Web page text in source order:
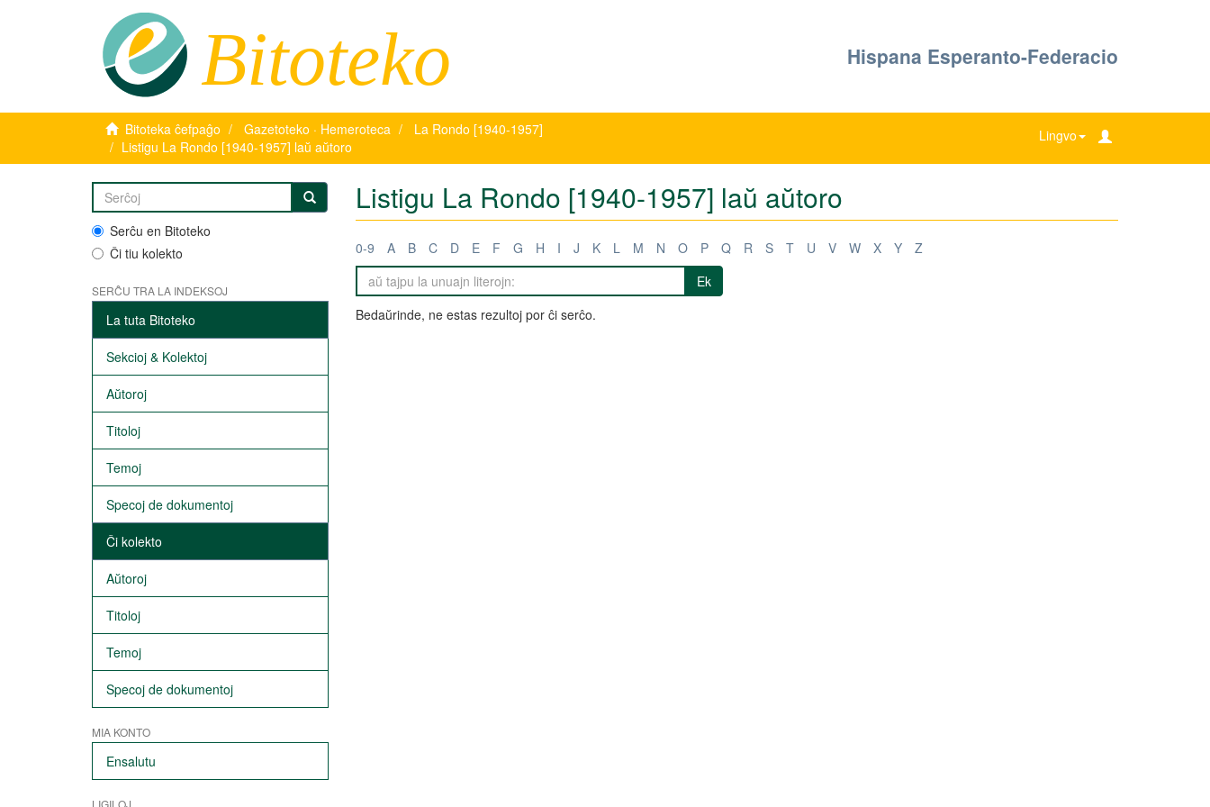
Bitoteko Hispana Esperanto-Federacio
Bitoteka ĉefpaĝo Gazetoteko · Hemeroteca
La Rondo [1940-1957]
Listigu La Rondo [1940-1957] laŭ aŭtoro
Lingvo
Serĉu en Bitoteko
Ĉi tiu kolekto
SERĈU TRA LA INDEKSOJ
La tuta Bitoteko
Sekcioj & Kolektoj
Aŭtoroj
Titoloj
Temoj
Specoj de dokumentoj
Ĉi kolekto
Aŭtoroj
Titoloj
Temoj
Specoj de dokumentoj
MIA KONTO
Ensalutu
LIGILOJ
Listigu La Rondo [1940-1957] laŭ aŭtoro
0-9 A B C D E F G H I J K L M N O P Q R S T U V W X Y
Z
Ek
Bedaŭrinde, ne estas rezultoj por ĉi serĉo.